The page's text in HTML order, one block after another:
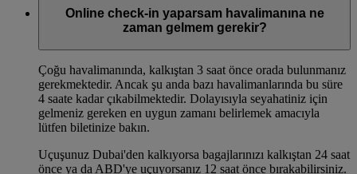
Online check-in yaparsam havalimanına ne
zaman gelmem gerekir?
Çoğu havalimanında, kalkıştan 3 saat önce orada bulunmanız
gerekmektedir. Ancak şu anda bazı havalimanlarında bu süre
4 saate kadar çıkabilmektedir. Dolayısıyla seyahatiniz için
gelmeniz gereken en uygun zamanı belirlemek amacıyla
lütfen biletinize bakın.
Uçuşunuz Dubai'den kalkıyorsa bagajlarınızı kalkıştan 24 saat
önce ya da ABD'ye uçuyorsanız 12 saat önce bırakabilirsiniz.